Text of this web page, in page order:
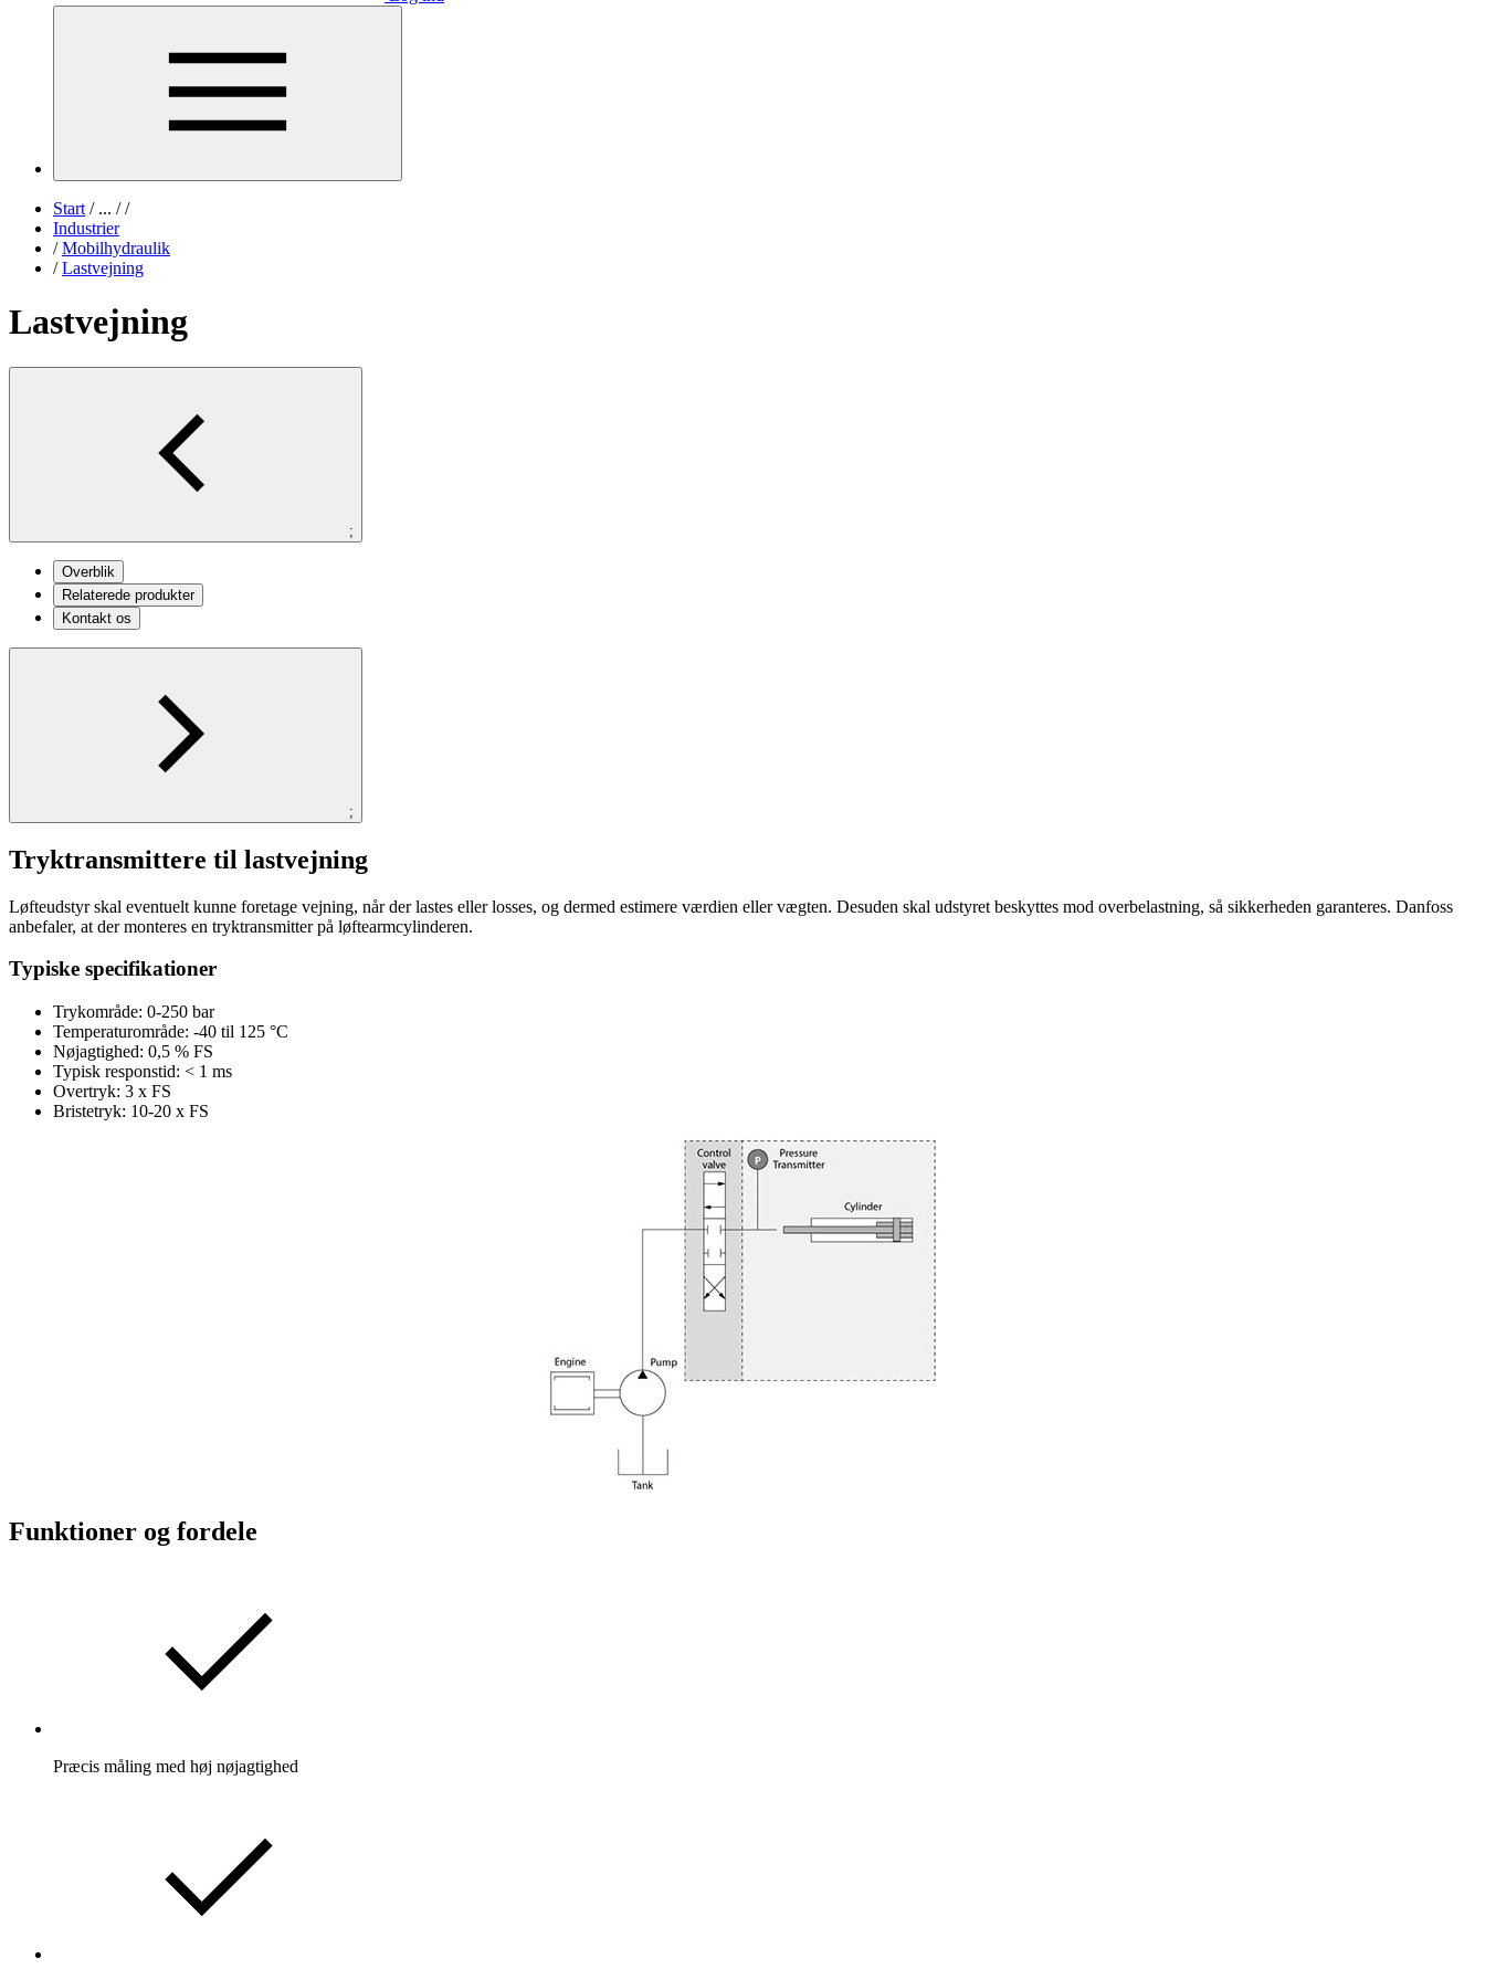
Start /... / /
Industrier
/ Mobilhydraulik
/ Lastvejning
Lastvejning
;
Overblik
Relaterede produkter
Kontakt os
;
Tryktransmittere til lastvejning
Løfteudstyr skal eventuelt kunne foretage vejning, når der lastes eller losses, og dermed estimere værdien eller vægten. Desuden skal udstyret beskyttes mod overbelastning, så sikkerheden garanteres. Danfoss
anbefaler, at der monteres en tryktransmitter på løftearmcylinderen.
Typiske specifikationer
Trykområde: 0-250 bar
Temperaturområde: -40 til 125 °C
Nøjagtighed: 0,5 % FS
Typisk responstid: < 1 ms
Overtryk: 3 x FS
Bristetryk: 10-20 x FS
Funktioner og fordele
Præcis måling med høj nøjagtighed